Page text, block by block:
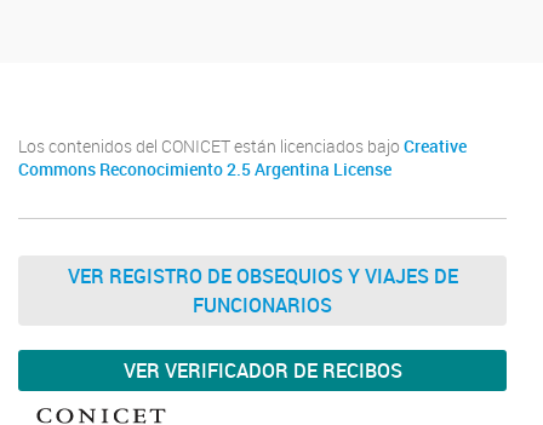
Los contenidos del CONICET están licenciados bajo Creative
Commons Reconocimiento 2.5 Argentina License
VER REGISTRO DE OBSEQUIOS Y VIAJES DE
FUNCIONARIOS
VER VERIFICADOR DE RECIBOS